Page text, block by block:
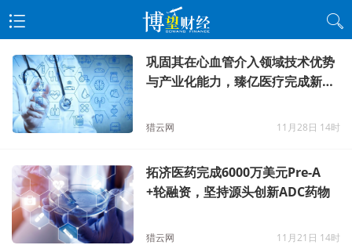
巩固其在心血管介入领域技术优势
与产业化能力，臻亿医疗完成新一
猎云网 11月28日 14时
拓济医药完成6000万美元Pre-A
+轮融资，坚持源头创新ADC药物
猎云网 11月21日 14时